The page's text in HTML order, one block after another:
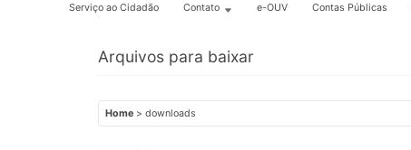
Serviço ao Cidadão Contato e-OUV Contas Públicas
Arquivos para baixar
Home> downloads